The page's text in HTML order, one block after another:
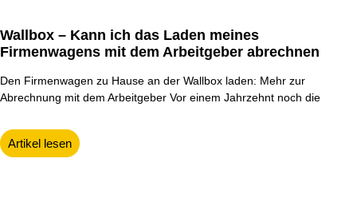
Wallbox – Kann ich das Laden meines
Firmenwagens mit dem Arbeitgeber abrechnen
Den Firmenwagen zu Hause an der Wallbox laden: Mehr zur
Abrechnung mit dem Arbeitgeber Vor einem Jahrzehnt noch die
Artikel lesen